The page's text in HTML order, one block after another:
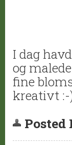
I dag
og
fine
kreativt :-
Posted